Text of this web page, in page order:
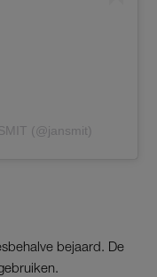
(@jansmit)
bejaard. De